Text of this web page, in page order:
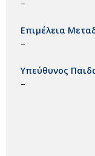
–
Επιμέλεια
–
Υπεύθυνος
–